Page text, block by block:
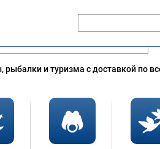
и туризма с доставкой по